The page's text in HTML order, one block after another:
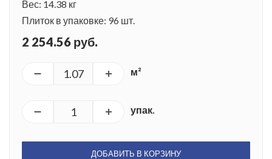
Вес: 14.38 кг
Плиток в упаковке: 96 шт.
2 254.56 руб.
м²
упак.
ДОБАВИТЬ В КОРЗИНУ